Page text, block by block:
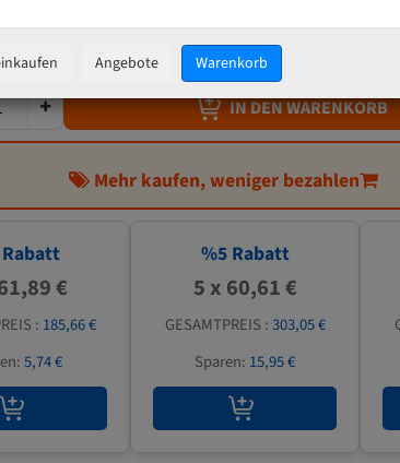
63,80 €
zzgl.Versandkosten
IN DEN WARENKORB
Mehr kaufen, weniger bezahlen
€
: 185,66 €
5,74 €
%5Rabatt
5 x 60,61 €
GESAMTPREIS :303,05 €
Sparen: 15,95 €
Angebote Warenkorb